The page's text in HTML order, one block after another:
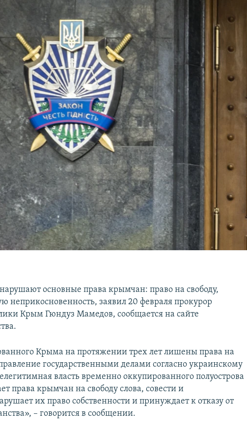
основные права крымчан: право на свободу,
неприкосновенность, заявил 20 февраля прокурор
Крым Гюндуз Мамедов, сообщается на сайте
Крыма на протяжении трех лет лишены права на
государственными делами согласно украинскому
власть временно оккупированного полуострова
права крымчан на свободу слова, совести и
их право собственности и принуждает к отказу от
– говорится в сообщении.